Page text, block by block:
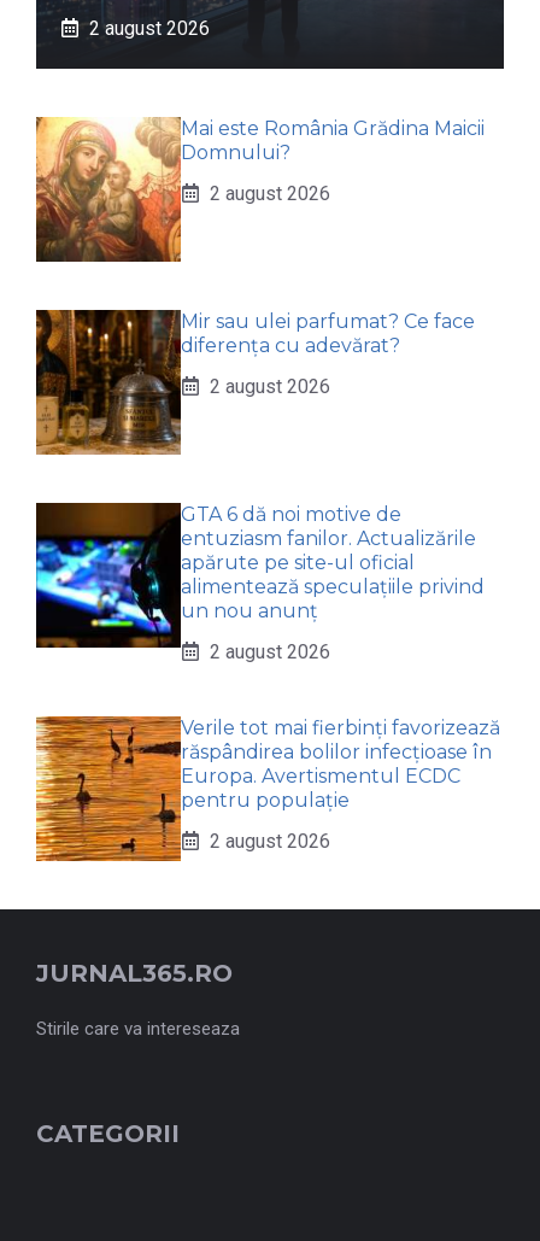
2 august 2026
Mai este România Grădina Maicii
Domnului?
2 august 2026
Mir sau ulei parfumat? Ce face
diferența cu adevărat?
2 august 2026
GTA 6 dă noi motive de
entuziasm fanilor. Actualizările
apărute pe site-ul oficial
alimentează speculațiile privind
un nou anunț
2 august 2026
Verile tot mai fierbinți favorizează
răspândirea bolilor infecțioase în
Europa. Avertismentul ECDC
pentru populație
2 august 2026
JURNAL365.RO
Stirile care va intereseaza
CATEGORII